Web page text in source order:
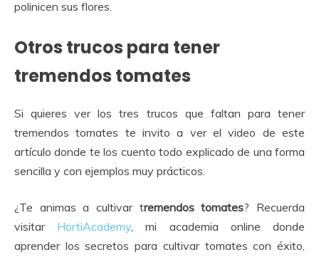
polinicen sus flores.
Otros trucos para tener
tremendos tomates
Si quieres ver los tres trucos que faltan para tener
tremendos tomates te invito a ver el video de este
artículo donde te los cuento todo explicado de una forma
sencilla y con ejemplos muy prácticos.
¿Te animas a cultivar tremendos tomates? Recuerda
visitar HortiAcademy, mi academia online donde
aprender los secretos para cultivar tomates con éxito,